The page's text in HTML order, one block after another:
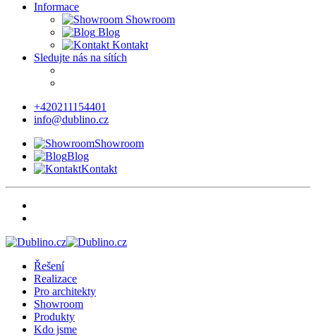
Informace
Showroom
Blog
Kontakt
Sledujte nás na sítích
+420211154401
info@dublino.cz
Showroom
Blog
Kontakt
Řešení
Realizace
Pro architekty
Showroom
Produkty
Kdo jsme